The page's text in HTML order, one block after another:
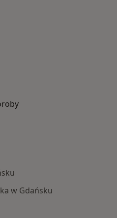
w Gdańsku